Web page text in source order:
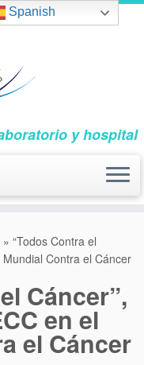
y hospital
» “Todos Contra el
Contra el Cáncer
Cáncer”,
en el
el Cáncer
Spanish